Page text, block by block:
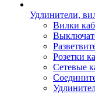
Удлинители,
Вилки
Розетки
Сетевые